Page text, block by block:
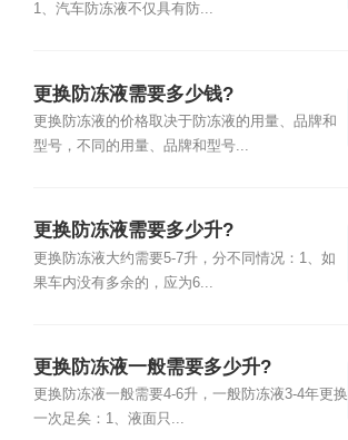
1、汽车防冻液不仅具有防...
更换防冻液需要多少钱?
更换防冻液的价格取决于防冻液的用量、品牌和
型号，不同的用量、品牌和型号...
更换防冻液需要多少升?
更换防冻液大约需要5-7升，分不同情况：1、如
果车内没有多余的，应为6...
更换防冻液一般需要多少升?
更换防冻液一般需要4-6升，一般防冻液3-4年更换
一次足矣：1、液面只...